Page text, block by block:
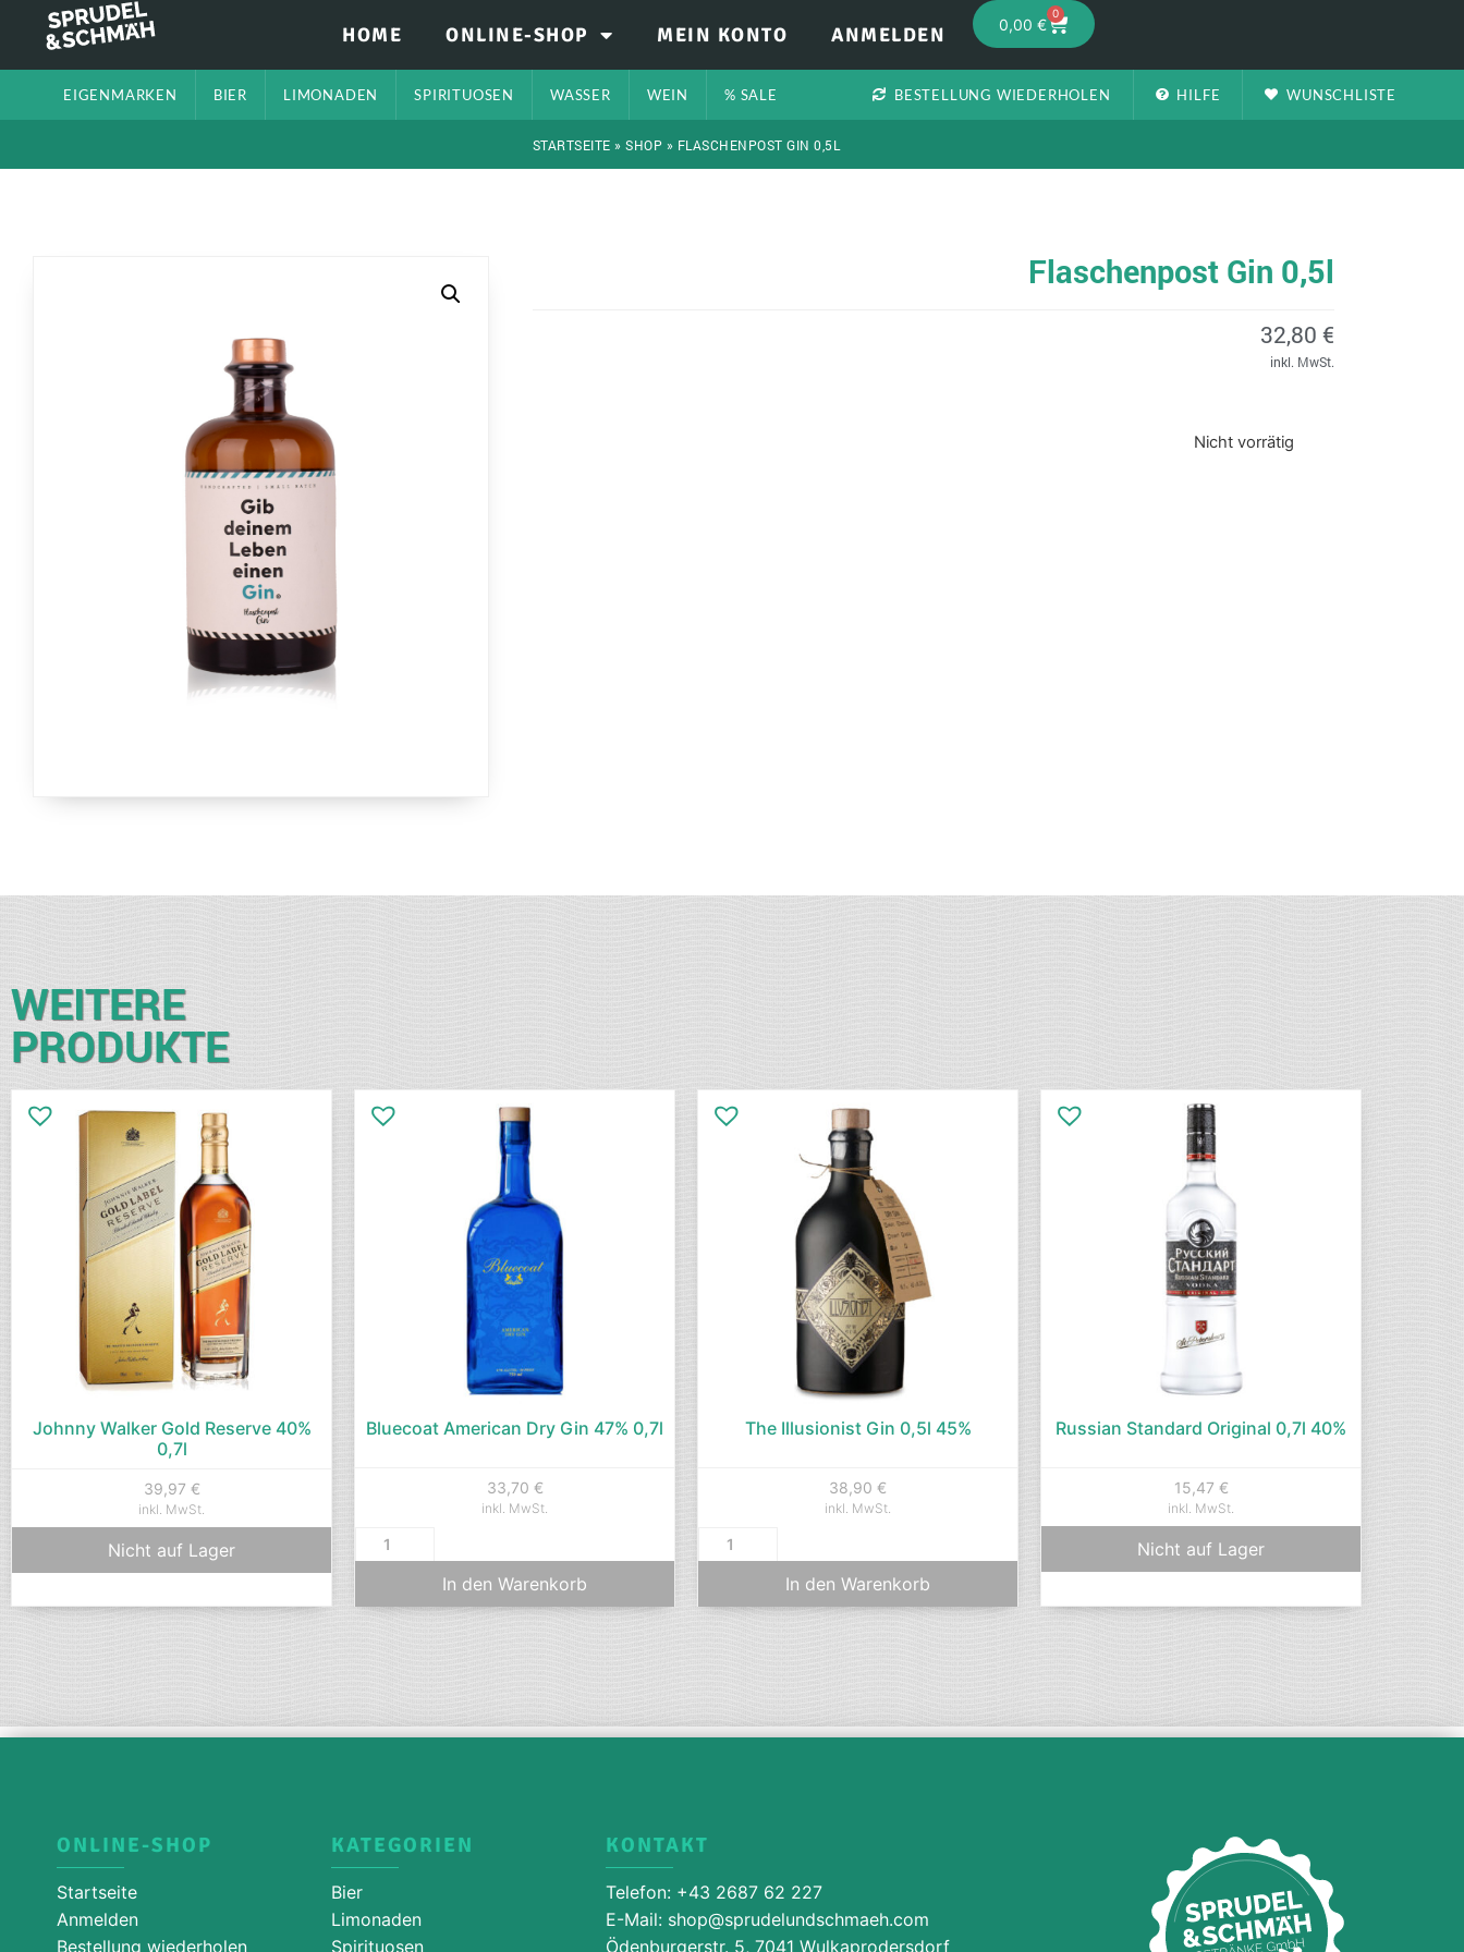
HOME ONLINE-SHOP MEIN KONTO ANMELDEN 0,00 €
0
EIGENMARKEN BIER LIMONADEN SPIRITUOSEN WASSER WEIN % SALE BESTELLUNG WIEDERHOLEN HILFE WUNSCHLISTE
STARTSEITE »SHOP » FLASCHENPOST GIN 0,5L
Flaschenpost Gin 0,5l
32,80€
inkl. MwSt.
Nicht vorrätig
WEITERE
PRODUKTE
Johnny Walker Gold Reserve 40%
0,7l
39,97 €
inkl. MwSt.
Nicht auf Lager
Bluecoat American Dry Gin 47% 0,7l
33,70 €
inkl. MwSt.
In den Warenkorb
The Illusionist Gin 0,5l 45%
38,90 €
inkl. MwSt.
In den Warenkorb
Russian Standard Original 0,7l 40%
15,47 €
inkl. MwSt.
Nicht auf Lager
ONLINE-SHOP
Startseite
Anmelden
Bestellung wiederholen
KATEGORIEN
Bier
Limonaden
Spirituosen
KONTAKT
Telefon: +43 2687 62 227
E-Mail: shop@sprudelundschmaeh.com
Ödenburgerstr. 5, 7041 Wulkaprodersdorf